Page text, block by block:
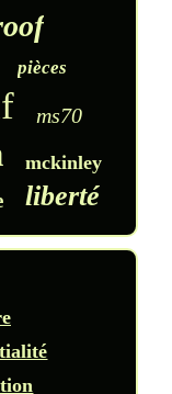
pièces
ms70
mckinley
liberté